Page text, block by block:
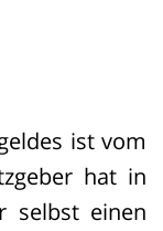
ist vom
hat in
selbst einen